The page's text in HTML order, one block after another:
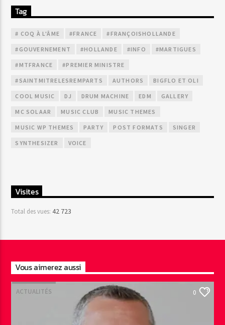
Tag
# COQ À L'ÂME #FRANCE #FRANÇOISHOLLANDE
#GOUVERNEMENT #HOLLANDE #INFO #MARTIGUES
#MTFRANCE #PREMIER MINISTRE
#SAINTMITRELESREMPARTS AUTHORS BIGFLO ET OLI
COOL MUSIC DJ DRUM MACHINE EDM GALLERY
MC SOLAAR MUSIC CLUB MUSIC THEMES
MUSIC WP THEMES PARTY POST FORMATS SINGER
SYNTHESIZER VOICE
Visites
Total des vues:42 723
Vous aimerez aussi
ACTUALITÉS 0